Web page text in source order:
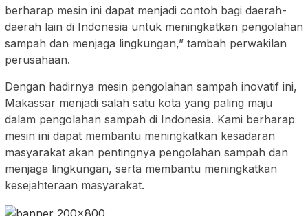
berharap mesin ini dapat menjadi contoh bagi daerah-
daerah lain di Indonesia untuk meningkatkan pengolahan
sampah dan menjaga lingkungan,” tambah perwakilan
perusahaan.
Dengan hadirnya mesin pengolahan sampah inovatif ini,
Makassar menjadi salah satu kota yang paling maju
dalam pengolahan sampah di Indonesia. Kami berharap
mesin ini dapat membantu meningkatkan kesadaran
masyarakat akan pentingnya pengolahan sampah dan
menjaga lingkungan, serta membantu meningkatkan
kesejahteraan masyarakat.